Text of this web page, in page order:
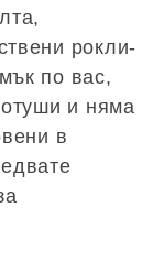
рокли-
по вас,
и няма
в